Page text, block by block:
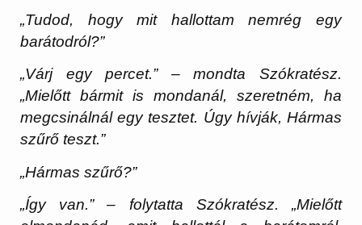
„Tudod, hogy mit hallottam nemrég egy
barátodról?”
„Várj egy percet.” – mondta Szókratész.
„Mielőtt bármit is mondanál, szeretném, ha
megcsinálnál egy tesztet. Úgy hívják, Hármas
szűrő teszt.”
„Hármas szűrő?”
„Így van.” – folytatta Szókratész. „Mielőtt